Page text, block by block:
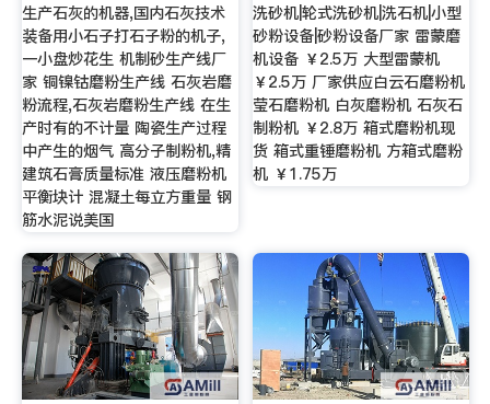
生产石灰的机器,国内石灰技术
装备用小石子打石子粉的机子,
一小盘炒花生 机制砂生产线厂
家 铜镍钴磨粉生产线 石灰岩磨
粉流程,石灰岩磨粉生产线 在生
产时有的不计量 陶瓷生产过程
中产生的烟气 高分子制粉机,精
建筑石膏质量标准 液压磨粉机
平衡块计 混凝土每立方重量 钢
筋水泥说美国
洗砂机|轮式洗砂机|洗石机|小型
砂粉设备|砂粉设备厂家 雷蒙磨
机设备 ￥2.5万 大型雷蒙机
￥2.5万 厂家供应白云石磨粉机
莹石磨粉机 白灰磨粉机 石灰石
制粉机 ￥2.8万 箱式磨粉机现
货 箱式重锤磨粉机 方箱式磨粉
机 ￥1.75万